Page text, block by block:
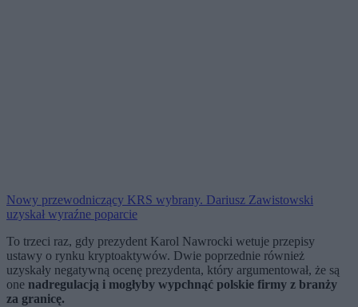
Nowy przewodniczący KRS wybrany. Dariusz Zawistowski
uzyskał wyraźne poparcie
To trzeci raz, gdy prezydent Karol Nawrocki wetuje przepisy
ustawy o rynku kryptoaktywów. Dwie poprzednie również
uzyskały negatywną ocenę prezydenta, który argumentował, że są
one nadregulacją i mogłyby wypchnąć polskie firmy z branży
za granicę.